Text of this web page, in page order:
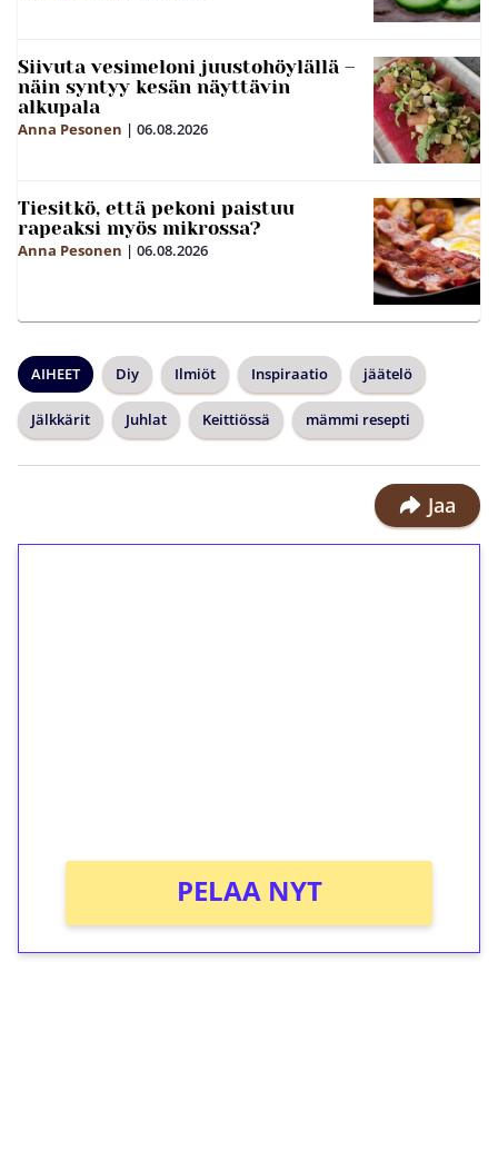
Siivuta vesimeloni juustohöylällä –
näin syntyy kesän näyttävin
alkupala
Anna Pesonen | 06.08.2026
Tiesitkö, että pekoni paistuu
rapeaksi myös mikrossa?
Anna Pesonen | 06.08.2026
AIHEET Diy Ilmiöt Inspiraatio jäätelö
Jälkkärit Juhlat Keittiössä mämmi resepti
Jaa
PELAA NYT